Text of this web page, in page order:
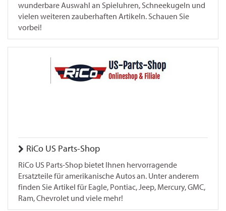
wunderbare Auswahl an Spieluhren, Schneekugeln und
vielen weiteren zauberhaften Artikeln. Schauen Sie
vorbei!
RiCo US Parts-Shop
RiCo US Parts-Shop bietet Ihnen hervorragende
Ersatzteile für amerikanische Autos an. Unter anderem
finden Sie Artikel für Eagle, Pontiac, Jeep, Mercury, GMC,
Ram, Chevrolet und viele mehr!